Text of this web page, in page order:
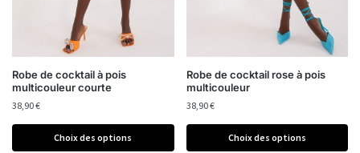
Robe de cocktail à pois
multicouleur courte
38,90€
Choix des options
Robe de cocktail rose à pois
multicouleur
38,90€
Choix des options